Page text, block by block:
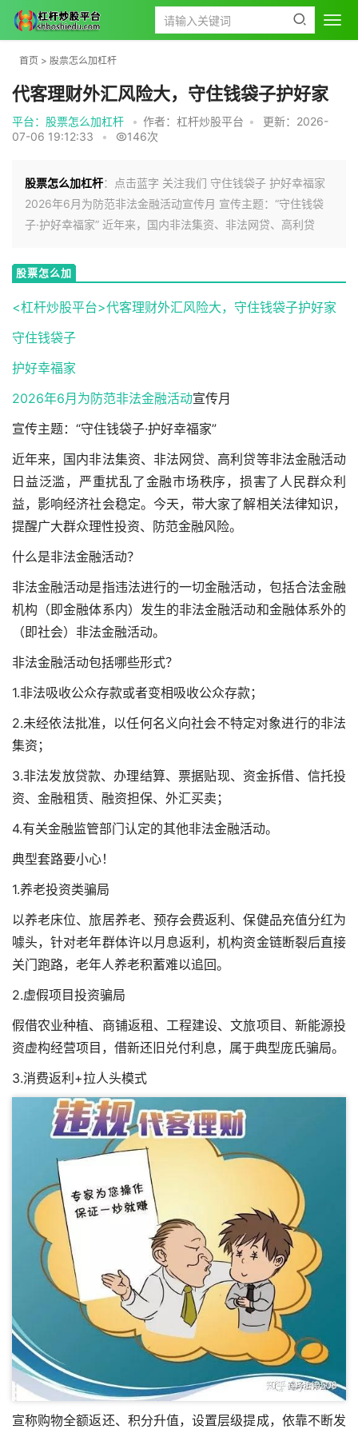
首页 > 股票怎么加杠杆
代客理财外汇风险大，守住钱袋子护好家
平台：股票怎么加杠杆 • 作者：杠杆炒股平台 •
更新：2026-
07-06 19:12:33
• 146次
股票怎么加杠杆：点击蓝字 关注我们 守住钱袋子 护好幸福家
2026年6月为防范非法金融活动宣传月 宣传主题：“守住钱袋
子·护好幸福家” 近年来，国内非法集资、非法网贷、高利贷
股票怎么加
<杠杆炒股平台>代客理财外汇风险大，守住钱袋子护好家
守住钱袋子
护好幸福家
2026年6月为防范非法金融活动宣传月
宣传主题：“守住钱袋子·护好幸福家”
近年来，国内非法集资、非法网贷、高利贷等非法金融活动
日益泛滥，严重扰乱了金融市场秩序，损害了人民群众利
益，影响经济社会稳定。今天，带大家了解相关法律知识，
提醒广大群众理性投资、防范金融风险。
什么是非法金融活动？
非法金融活动是指违法进行的一切金融活动，包括合法金融
机构（即金融体系内）发生的非法金融活动和金融体系外的
（即社会）非法金融活动。
非法金融活动包括哪些形式？
1.非法吸收公众存款或者变相吸收公众存款；
2.未经依法批准，以任何名义向社会不特定对象进行的非法
集资；
3.非法发放贷款、办理结算、票据贴现、资金拆借、信托投
资、金融租赁、融资担保、外汇买卖；
4.有关金融监管部门认定的其他非法金融活动。
典型套路要小心！
1.养老投资类骗局
以养老床位、旅居养老、预存会费返利、保健品充值分红为
噱头，针对老年群体许以月息返利，机构资金链断裂后直接
关门跑路，老年人养老积蓄难以追回。
2.虚假项目投资骗局
假借农业种植、商铺返租、工程建设、文旅项目、新能源投
资虚构经营项目，借新还旧兑付利息，属于典型庞氏骗局。
3.消费返利+拉人头模式
宣称购物全额返还、积分升值，设置层级提成，依靠不断发